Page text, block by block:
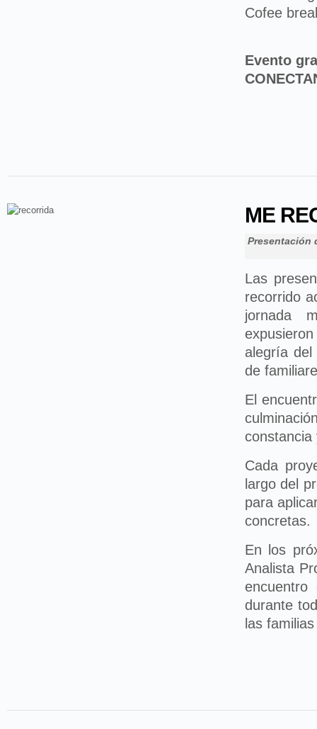
Cofee
Evento
ME
Presentación
Las
recorrido
jornada
alegría
de
El
constancia
Cada
largo del
para
concretas.
En los
Analista
encuentro
durante
las